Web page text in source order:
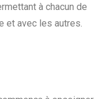
à chacun de
et avec les autres.